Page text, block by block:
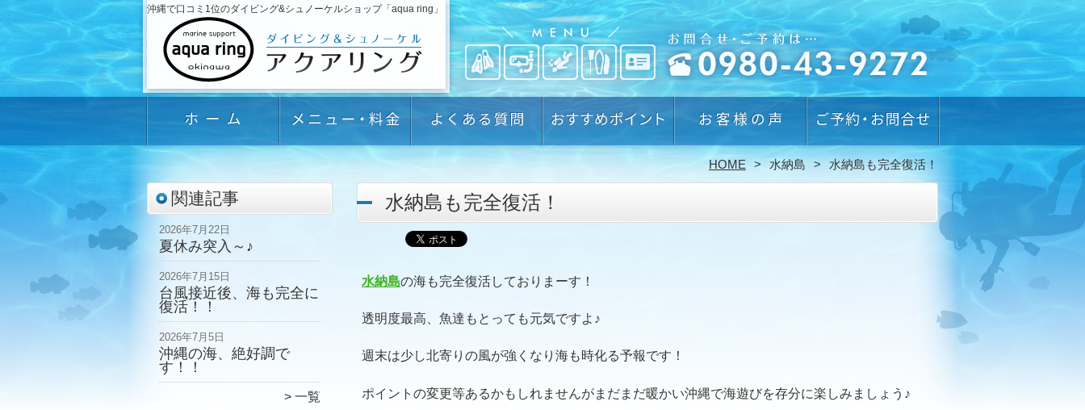
沖縄で口コミ1位のダイビング&シュノーケルショップ「aqua ring」
HOME 水納島 水納島も完全復活！
関連記事
2026年7月22日
夏休み突入～♪
2026年7月15日
台風接近後、海も完全に
復活！！
2026年7月5日
沖縄の海、絶好調で
す！！
一覧
水納島も完全復活！
水納島の海も完全復活しておりまーす！
透明度最高、魚達もとっても元気ですよ♪
週末は少し北寄りの風が強くなり海も時化る予報です！
ポイントの変更等あるかもしれませんがまだまだ暖かい沖縄で海遊びを存分に楽しみましょう♪